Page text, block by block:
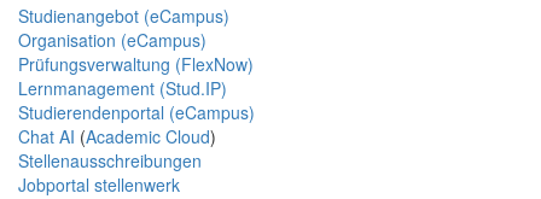
Studienangebot (eCampus)
Organisation (eCampus)
Prüfungsverwaltung (FlexNow)
Lernmanagement (Stud.IP)
Studierendenportal (eCampus)
Chat AI (Academic Cloud)
Stellenausschreibungen
Jobportal stellenwerk